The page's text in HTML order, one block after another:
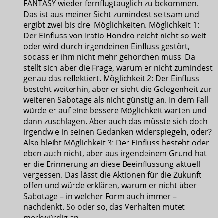
FANTASY wieder fernflugtauglich zu bekommen.
Das ist aus meiner Sicht zumindest seltsam und
ergibt zwei bis drei Möglichkeiten. Möglichkeit 1:
Der Einfluss von Iratio Hondro reicht nicht so weit
oder wird durch irgendeinen Einfluss gestört,
sodass er ihm nicht mehr gehorchen muss. Da
stellt sich aber die Frage, warum er nicht zumindest
genau das reflektiert. Möglichkeit 2: Der Einfluss
besteht weiterhin, aber er sieht die Gelegenheit zur
weiteren Sabotage als nicht günstig an. In dem Fall
würde er auf eine bessere Möglichkeit warten und
dann zuschlagen. Aber auch das müsste sich doch
irgendwie in seinen Gedanken widerspiegeln, oder?
Also bleibt Möglichkeit 3: Der Einfluss besteht oder
eben auch nicht, aber aus irgendeinem Grund hat
er die Erinnerung an diese Beeinflussung aktuell
vergessen. Das lässt die Aktionen für die Zukunft
offen und würde erklären, warum er nicht über
Sabotage – in welcher Form auch immer –
nachdenkt. So oder so, das Verhalten mutet